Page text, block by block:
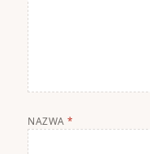
NAZWA*